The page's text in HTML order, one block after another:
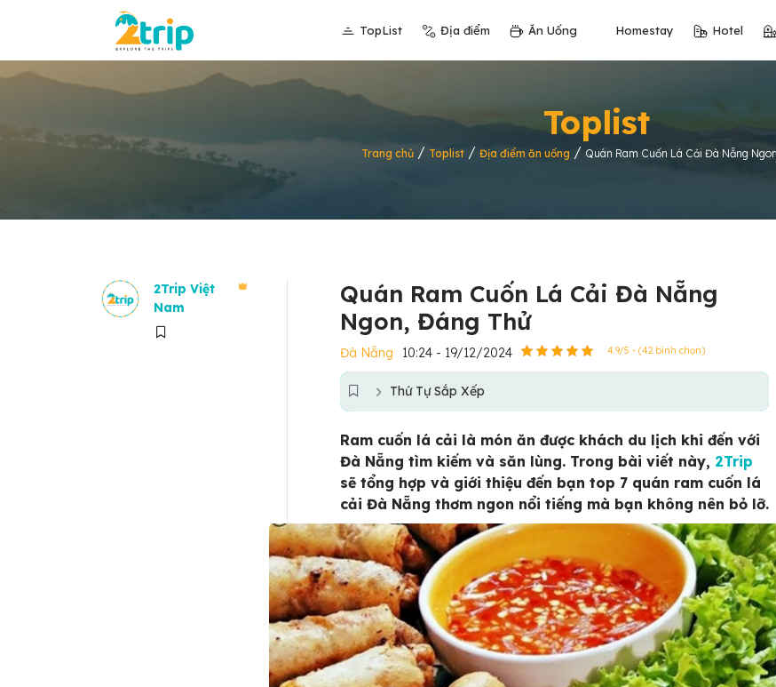
TopList Địa điểm Ăn Uống Homestay Hotel
Toplist
Trang chủ / Toplist / Địa điểm ăn uống / Quán Ram Cuốn Lá Cải Đà Nẵng
2Trip Việt
Nam
Quán Ram Cuốn Lá Cải Đà Nẵng
Ngon, Đáng Thử
Đà Nẵng 10:24 - 19/12/2024 4.9/5 - (42 bình chọn)
Thứ Tự Sắp Xếp
Ram cuốn lá cải là món ăn được khách du lịch khi đến với
Đà Nẵng tìm kiếm và săn lùng. Trong bài viết này, 2Trip
sẽ tổng hợp và giới thiệu đến bạn top 7 quán ram cuốn lá
cải Đà Nẵng thơm ngon nổi tiếng mà bạn không nên bỏ lỡ.